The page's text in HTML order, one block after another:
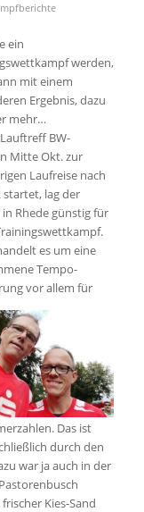
ein
werden,
mit einem
Ergebnis, dazu
mehr…
BW-
Mitte Okt. zur
Laufreise nach
startet, lag der
Rhede günstig für
es um eine
Tempo-
vor allem für
Das ist
durch den
war ja auch in der
Kies-Sand